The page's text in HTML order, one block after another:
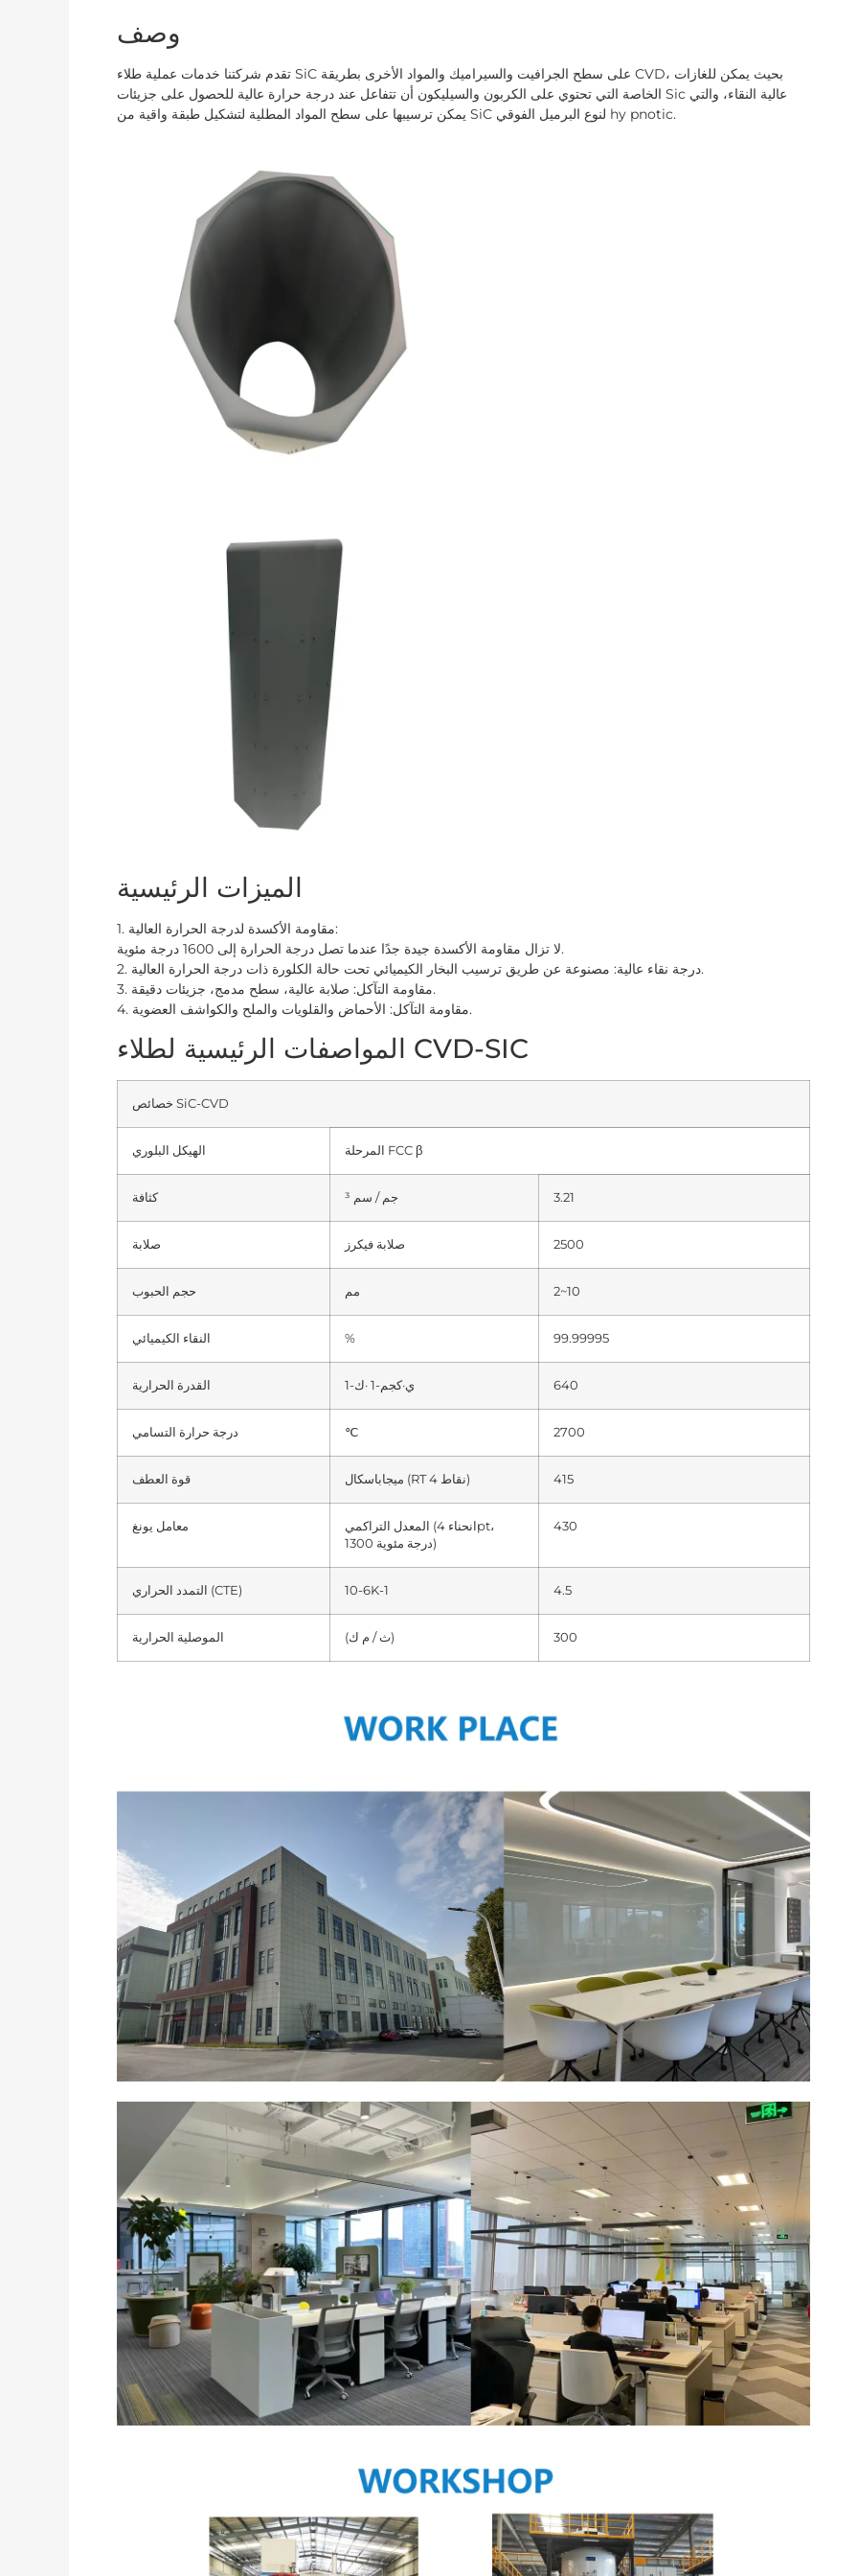
وصف
تقدم شركتنا خدمات عملية طلاء SiC على سطح الجرافيت والسيراميك والمواد الأخرى بطريقة CVD، بحيث يمكن للغازات
الخاصة التي تحتوي على الكربون والسيليكون أن تتفاعل عند درجة حرارة عالية للحصول على جزيئات Sic عالية النقاء، والتي
يمكن ترسيبها على سطح المواد المطلية لتشكيل طبقة واقية من SiC لنوع البرميل الفوقي hy pnotic.
الميزات الرئيسية
1. مقاومة الأكسدة لدرجة الحرارة العالية:
لا تزال مقاومة الأكسدة جيدة جدًا عندما تصل درجة الحرارة إلى 1600 درجة مئوية.
2. درجة نقاء عالية: مصنوعة عن طريق ترسيب البخار الكيميائي تحت حالة الكلورة ذات درجة الحرارة العالية.
3. مقاومة التآكل: صلابة عالية، سطح مدمج، جزيئات دقيقة.
4. مقاومة التآكل: الأحماض والقلويات والملح والكواشف العضوية.
المواصفات الرئيسية لطلاء CVD-SIC
خصائص SiC-CVD
الهيكل البلوري المرحلة FCC β
كثافة جم / سم ³ 3.21
صلابة صلابة فيكرز 2500
حجم الحبوب مم 2~10
النقاء الكيميائي % 99.99995
القدرة الحرارية ي·كجم-1 ·ك-1 640
درجة حرارة التسامي ℃ 2700
قوة العطف ميجاباسكال (RT 4 نقاط) 415
معامل يونغ
المعدل التراكمي (انحناء 4pt،
1300 درجة مئوية)
430
التمدد الحراري (CTE) 10-6K-1 4.5
الموصلية الحرارية (ث / م ك) 300